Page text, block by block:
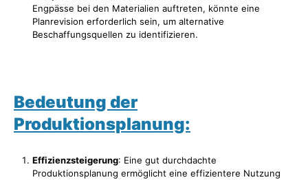
Engpässe bei den Materialien auftreten, könnte eine
Planrevision erforderlich sein, um alternative
Beschaffungsquellen zu identifizieren.
Bedeutung der
Produktionsplanung:
Effizienzsteigerung: Eine gut durchdachte
Produktionsplanung ermöglicht eine effizientere Nutzung